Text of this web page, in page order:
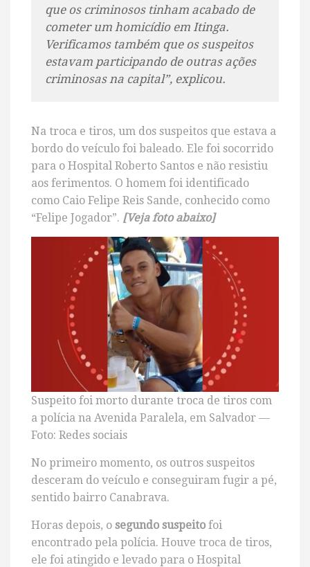
que os criminosos tinham acabado de
cometer um homicídio em Itinga.
Verificamos também que os suspeitos
estavam participando de outras ações
criminosas na capital”, explicou.
Na troca e tiros, um dos suspeitos que estava a
bordo do veículo foi baleado. Ele foi socorrido
para o Hospital Roberto Santos e não resistiu
aos ferimentos. O homem foi identificado
como Caio Felipe Reis Sande, conhecido como
“Felipe Jogador”. [Veja foto abaixo]
Suspeito foi morto durante troca de tiros com
a polícia na Avenida Paralela, em Salvador —
Foto: Redes sociais
No primeiro momento, os outros suspeitos
desceram do veículo e conseguiram fugir a pé,
sentido bairro Canabrava.
Horas depois, o segundo suspeito foi
encontrado pela polícia. Houve troca de tiros,
ele foi atingido e levado para o Hospital